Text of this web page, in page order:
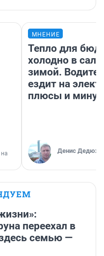
МНЕНИЕ
Тепло для
холодно в
зимой.
ездит на
плюсы и
Денис
переехал в
семью —